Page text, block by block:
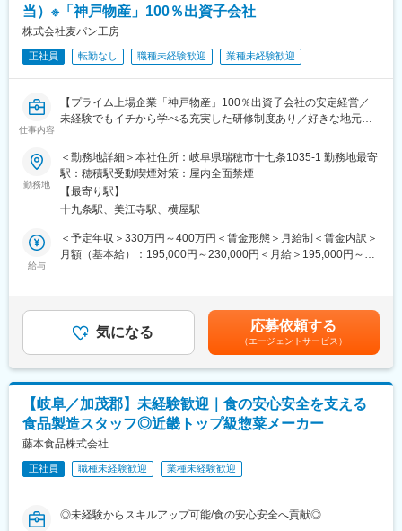
【働き方】
・年２回５連休を取得可能
・範囲の変更：会社の定める業務
変更の範囲：会社の定める業務
当）※「神戸物産」100％出資子会社
株式会社麦パン工房
正社員 転勤なし 職種未経験歓迎 業種未経験歓迎
仕事内容
【プライム上場企業「神戸物産」100％出資子会社の安定経営／
未経験でもイチから学べる充実した研修制度あり／好きな地元で
■業務内容：
生産ラインで働くパートさんたちのサポートや勤務管理や製造ラ
インの生産性と効率性を上げ、円滑に稼働させるための管理まで
行います。
パンの製造を円滑に回すだけではなく、パートさんとコミュニケ
ーションをとりながら、関係性を深めていくことも重要な仕事で
す。
※業務の経験や資格、専門知識は一切必要ありません。コミュニケ
ーションやチームワークを大切にできる方なら、活躍の幅を広げ
ることができます。
ディアなどでも紹介されている商品の生産管理も行います。
■入社後の流れ：
入社後は、パン製造の基本的な流れや業務全体を把握できるよう
や製造管理に関する知識を身につけていただきます。未経験の方
も安心して始めることができます。
しも良く、すぐに打ち解けることができます。一緒に働く先輩社
勤務地
＜勤務地詳細＞本社住所：岐阜県瑞穂市十七条1035-1 勤務地最寄
駅：穂積駅受動喫煙対策：屋内全面禁煙
【最寄り駅】
十九条駅、美江寺駅、横屋駅
給与
＜予定年収＞330万円～400万円＜賃金形態＞月給制＜賃金内訳＞
月額（基本給）：195,000円～230,000円＜月給＞195,000円～
安の金額であり、選考を通じて上下する可能性があります。月給
(月額)は固定手当を含めた表記です。
気になる 応募依頼する
（エージェントサービス）
【岐阜／加茂郡】未経験歓迎｜食の安心安全を支える
食品製造スタッフ◎近畿トップ級惣菜メーカー
藤本食品株式会社
正社員 職種未経験歓迎 業種未経験歓迎
◎未経験からスキルアップ可能/食の安心安全へ貢献◎